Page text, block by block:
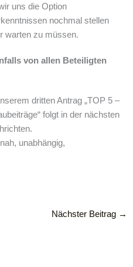
uns die Option
nochmal stellen
warten zu müssen.
von allen Beteiligten
dritten Antrag „TOP 5 –
folgt in der nächsten
unabhängig,
Nächster Beitrag →